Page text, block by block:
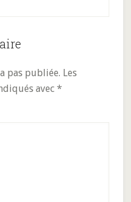
pas publiée. Les
avec *